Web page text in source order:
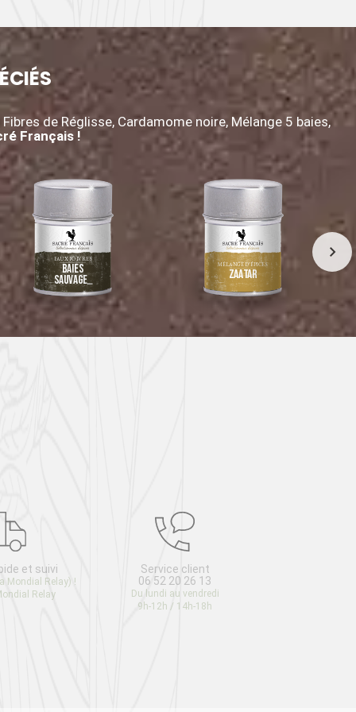
de Réglisse, Cardamome noire, Mélange 5 baies,
Français !
FAUX POIVRES
Baies
Sauvages
Mack Khen
MÉLANGE D’ÉPICES
Zaátar
et suivi
Mondial Relay) !
Relay
Service client
06 52 20 26 13
Du lundi au vendredi
9h-12h / 14h-18h